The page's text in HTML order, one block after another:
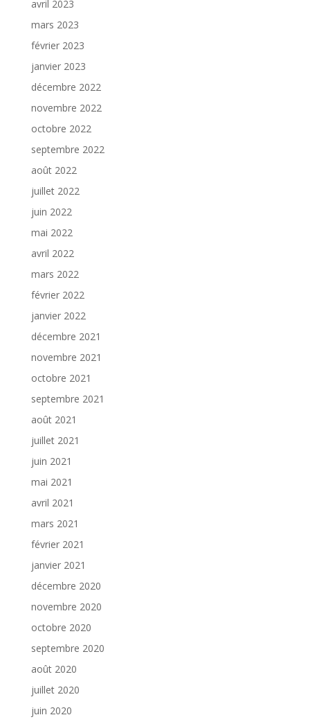
avril 2023
mars 2023
février 2023
janvier 2023
décembre 2022
novembre 2022
octobre 2022
septembre 2022
août 2022
juillet 2022
juin 2022
mai 2022
avril 2022
mars 2022
février 2022
janvier 2022
décembre 2021
novembre 2021
octobre 2021
septembre 2021
août 2021
juillet 2021
juin 2021
mai 2021
avril 2021
mars 2021
février 2021
janvier 2021
décembre 2020
novembre 2020
octobre 2020
septembre 2020
août 2020
juillet 2020
juin 2020